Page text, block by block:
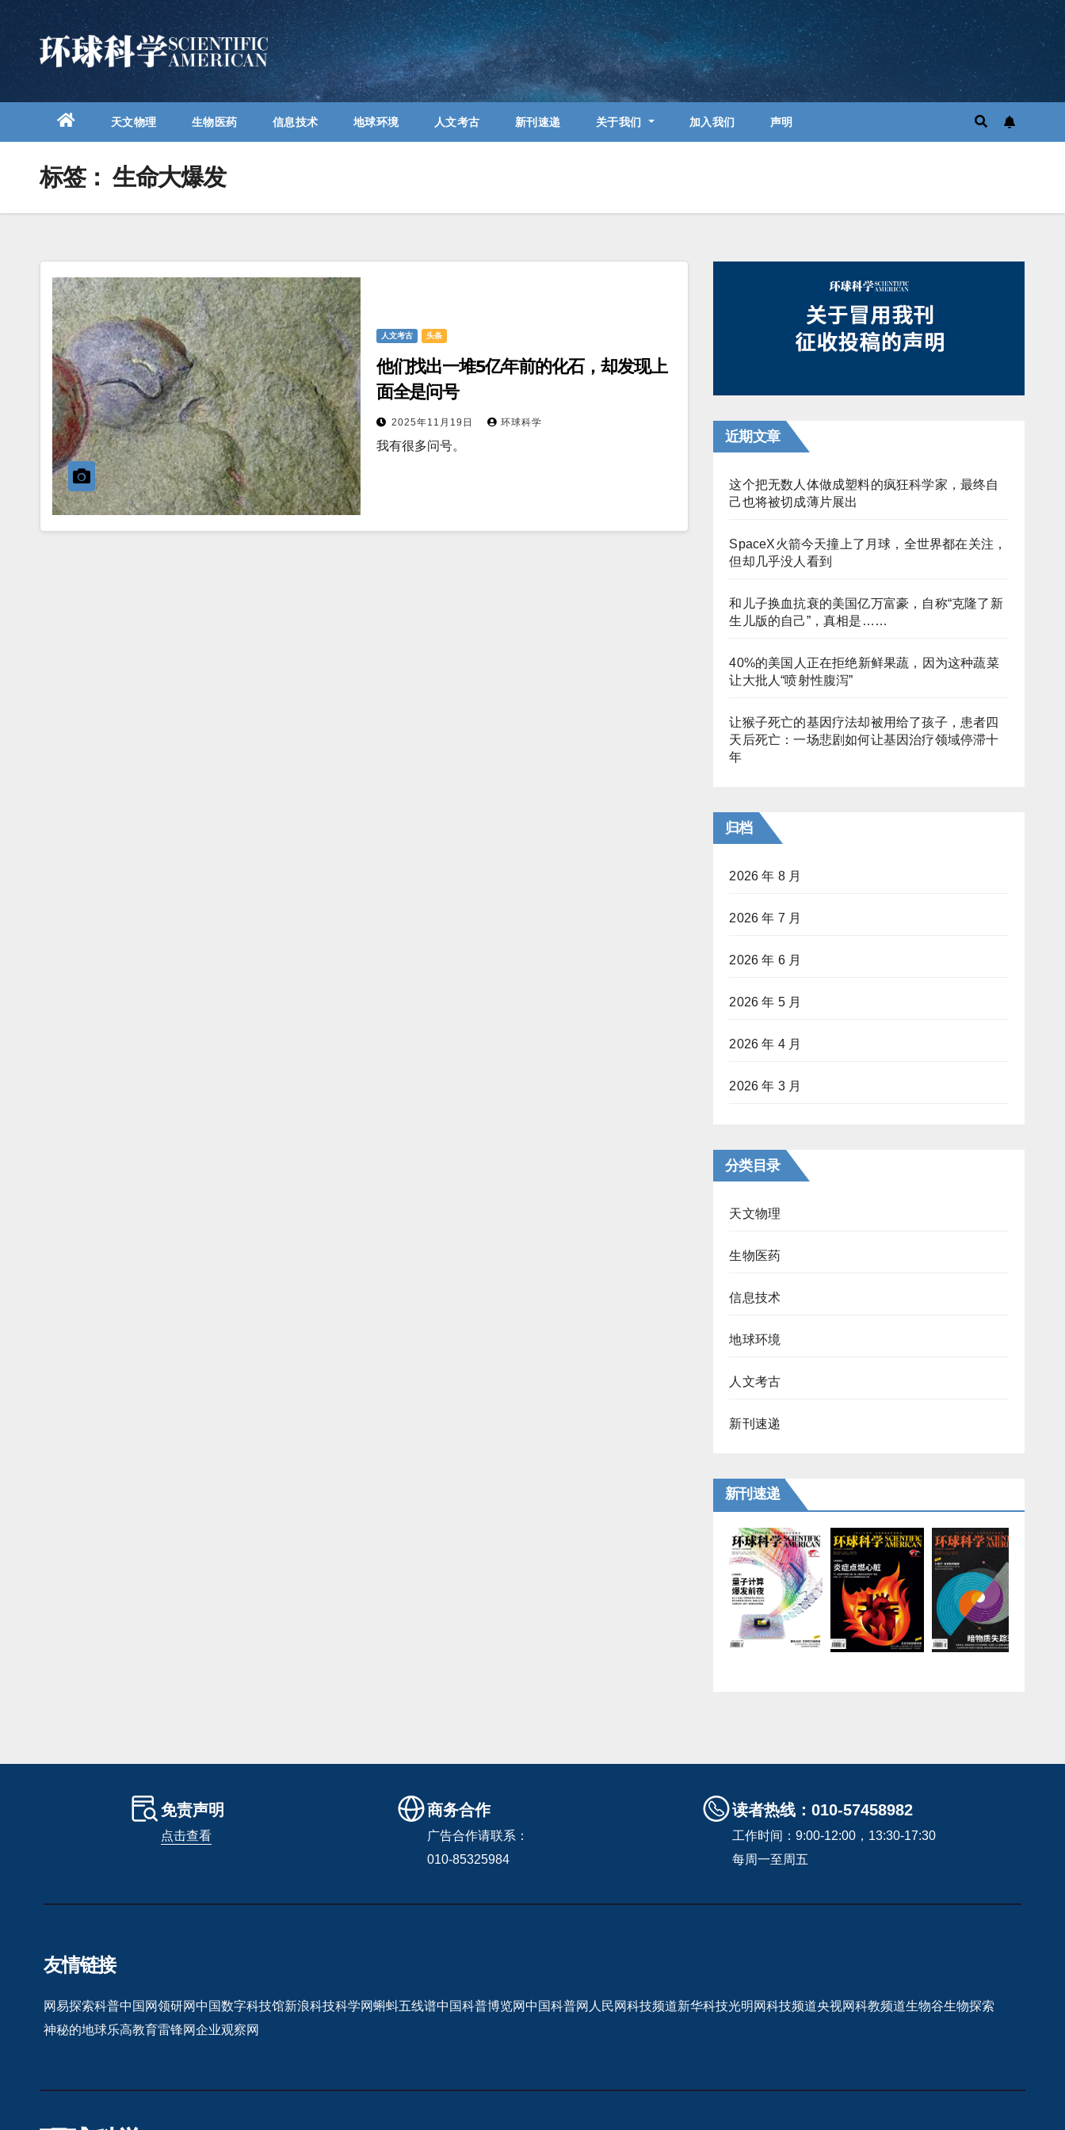
天文物理 生物医药 信息技术 地球环境 人文考古 新刊速递 关于我们 加入我们 声明
标签： 生命大爆发
人文考古 头条
他们找出一堆5亿年前的化石，却发现上
面全是问号
2025年11月19日 环球科学
我有很多问号。
近期文章
这个把无数人体做成塑料的疯狂科学家，最终自
己也将被切成薄片展出
SpaceX火箭今天撞上了月球，全世界都在关注，
但却几乎没人看到
和儿子换血抗衰的美国亿万富豪，自称“克隆了新
生儿版的自己”，真相是……
40%的美国人正在拒绝新鲜果蔬，因为这种蔬菜
让大批人“喷射性腹泻”
让猴子死亡的基因疗法却被用给了孩子，患者四
天后死亡：一场悲剧如何让基因治疗领域停滞十
年
归档
2026 年 8 月
2026 年 7 月
2026 年 6 月
2026 年 5 月
2026 年 4 月
2026 年 3 月
分类目录
天文物理
生物医药
信息技术
地球环境
人文考古
新刊速递
新刊速递
免责声明
点击查看
商务合作
广告合作请联系：
010-85325984
读者热线：010-57458982
工作时间：9:00-12:00，13:30-17:30
每周一至周五
友情链接
网易探索科普中国网领研网中国数字科技馆新浪科技科学网蝌蚪五线谱中国科普博览网中国科普网 人民网科技频道新华科技光明网科技频道央视网科教频道生物谷生物探索
神秘的地球乐高教育雷锋网企业观察网